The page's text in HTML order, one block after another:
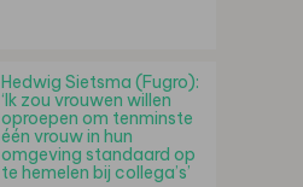
Hedwig Sietsma (Fugro):
‘Ik zou vrouwen willen
oproepen om tenminste
één vrouw in hun
omgeving standaard op
te hemelen bij collega’s’